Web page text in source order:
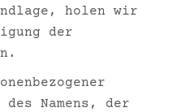
holen wir
der
Namens, der